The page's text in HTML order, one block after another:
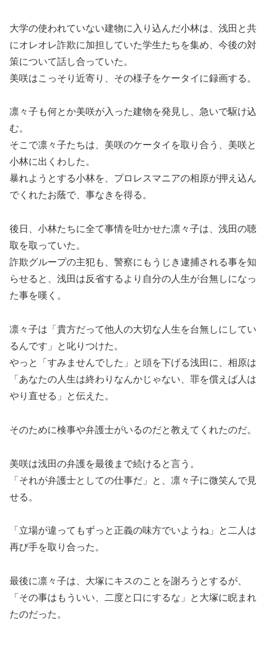
大学の使われていない建物に入り込んだ小林は、浅田と共
にオレオレ詐欺に加担していた学生たちを集め、今後の対
策について話し合っていた。
美咲はこっそり近寄り、その様子をケータイに録画する。
凛々子も何とか美咲が入った建物を発見し、急いで駆け込
む。
そこで凛々子たちは、美咲のケータイを取り合う、美咲と
小林に出くわした。
暴れようとする小林を、プロレスマニアの相原が押え込ん
でくれたお蔭で、事なきを得る。
後日、小林たちに全て事情を吐かせた凛々子は、浅田の聴
取を取っていた。
詐欺グループの主犯も、警察にもうじき逮捕される事を知
らせると、浅田は反省するより自分の人生が台無しになっ
た事を嘆く。
凛々子は「貴方だって他人の大切な人生を台無しにしてい
るんです」と叱りつけた。
やっと「すみませんでした」と頭を下げる浅田に、相原は
「あなたの人生は終わりなんかじゃない、罪を償えば人は
やり直せる」と伝えた。
そのために検事や弁護士がいるのだと教えてくれたのだ。
美咲は浅田の弁護を最後まで続けると言う。
「それが弁護士としての仕事だ」と、凛々子に微笑んで見
せる。
「立場が違ってもずっと正義の味方でいようね」と二人は
再び手を取り合った。
最後に凛々子は、大塚にキスのことを謝ろうとするが、
「その事はもういい、二度と口にするな」と大塚に睨まれ
たのだった。